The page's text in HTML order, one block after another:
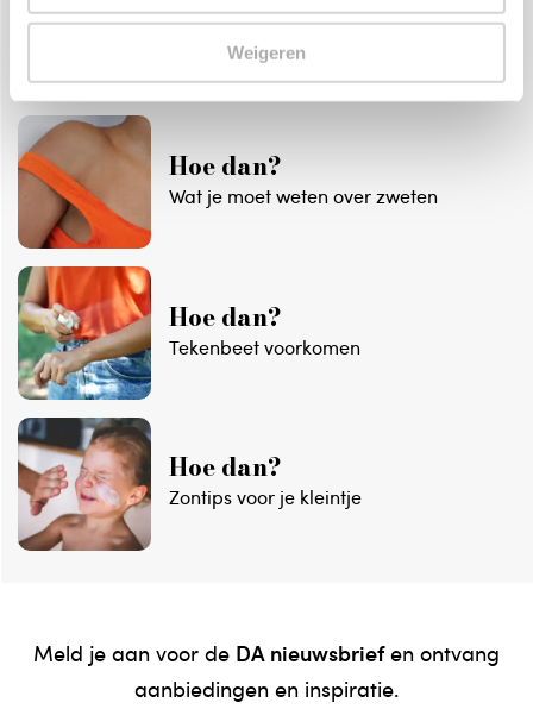
Weigeren
Zin in Zomer checklist
Hoe dan?
Wat je moet weten over zweten
Hoe dan?
Tekenbeet voorkomen
Hoe dan?
Zontips voor je kleintje
Meld je aan voor de DA nieuwsbriefen ontvang
aanbiedingen en inspiratie.